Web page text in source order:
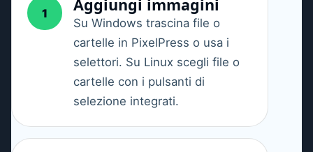
1 Aggiungi immagini
Su Windows trascina file o
cartelle in PixelPress o usa i
selettori. Su Linux scegli file o
cartelle con i pulsanti di
selezione integrati.